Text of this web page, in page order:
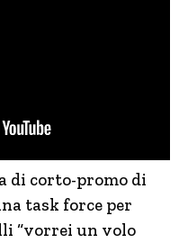
di corto-promo di
task force per
“vorrei un volo